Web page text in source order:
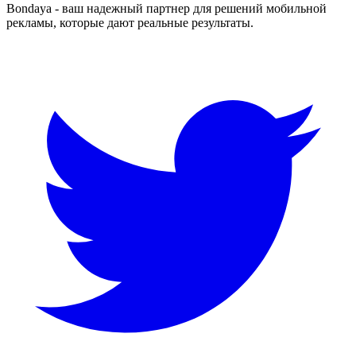
Bondaya - ваш надежный партнер для решений мобильной
рекламы, которые дают реальные результаты.